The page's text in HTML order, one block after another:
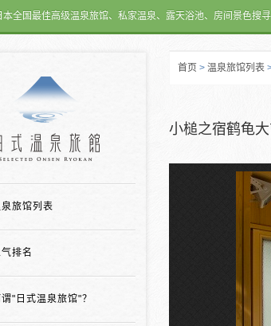
全国最佳高级温泉旅馆、私家温泉、露天浴池、房间景色搜
旅馆列表
排名
"日式温泉旅馆"？
首页 > 温泉旅馆列表
小槌之宿鹤龟